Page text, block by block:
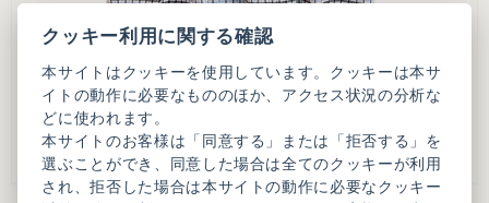
クッキー利用に関する確認
本サイトはクッキーを使用しています。クッキーは本サ
イトの動作に必要なもののほか、アクセス状況の分析な
どに使われます。
本サイトのお客様は「同意する」または「拒否する」を
選ぶことができ、同意した場合は全てのクッキーが利用
され、拒否した場合は本サイトの動作に必要なクッキー